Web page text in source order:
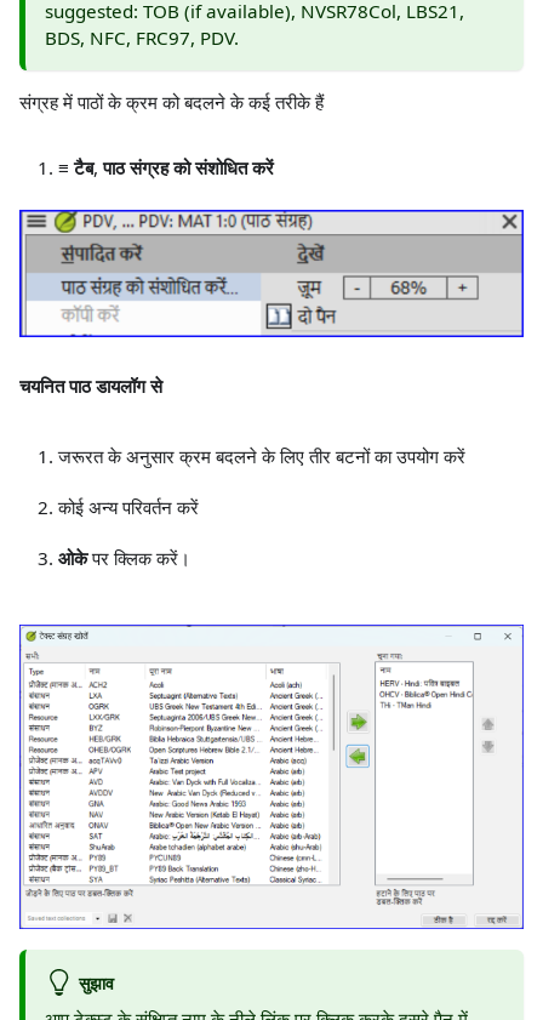
suggested: TOB (if available), NVSR78Col, LBS21,
BDS, NFC, FRC97, PDV.
संग्रह में पाठों के क्रम को बदलने के कई तरीके हैं
≡ टैब,पाठ संग्रह को संशोधित करें
चयनित पाठ डायलॉग से
जरूरत के अनुसार क्रम बदलने के लिए तीर बटनों का उपयोग करें
कोई अन्य परिवर्तन करें
ओकेपर क्लिक करें।
सुझाव